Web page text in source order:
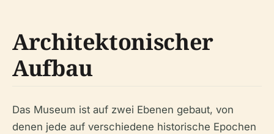
Architektonischer
Aufbau
Das Museum ist auf zwei Ebenen gebaut, von
denen jede auf verschiedene historische Epochen